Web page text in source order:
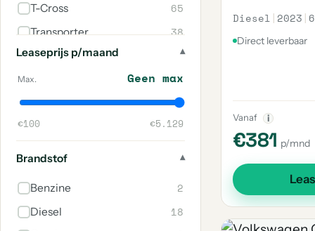
T-Cross 65
Transporter 38
Caddy 35
Up 30
Taigo 30
Caddy Maxi 22
Passat 19
Leaseprijs p/maand
Max. Geen max
€100 €5.129
Brandstof
Benzine 2
Diesel 18
Diesel | 2023 |
Direct leverbaar
Vanaf i
€381 p/mnd